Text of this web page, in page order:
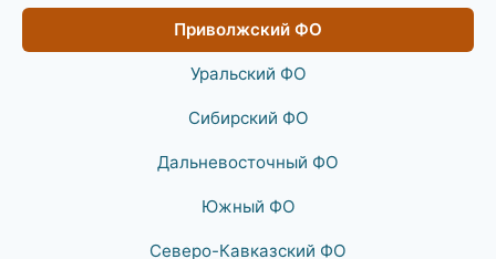
Приволжский ФО
Уральский ФО
Сибирский ФО
Дальневосточный ФО
Южный ФО
Северо-Кавказский ФО